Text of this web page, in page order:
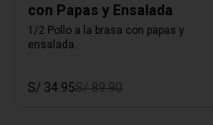
con Papas y Ensalada
1/2 Pollo a la brasa con papas y
ensalada.
S/ 34.95S/ 89.90